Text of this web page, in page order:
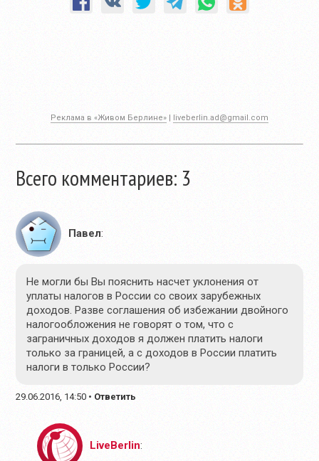
Реклама в «Живом Берлине» | liveberlin.ad@gmail.com
Всего комментариев: 3
Павел:
Не могли бы Вы пояснить насчет уклонения от
уплаты налогов в России со своих зарубежных
доходов. Разве соглашения об избежании двойного
налогообложения не говорят о том, что с
заграничных доходов я должен платить налоги
только за границей, а с доходов в России платить
налоги в только России?
29.06.2016, 14:50 • Ответить
LiveBerlin: